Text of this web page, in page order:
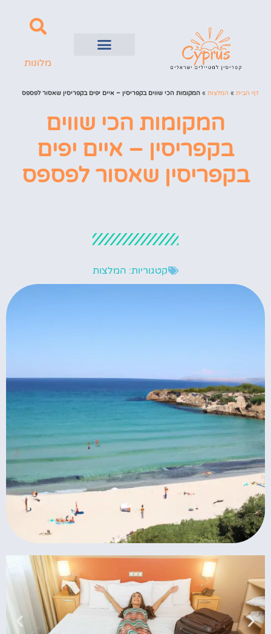
מלונות
דף הבית » המלצות » המקומות הכי שווים בקפריסין – איים יפים בקפריסין שאסור לפספס
המקומות הכי שווים
בקפריסין – איים יפים
בקפריסין שאסור לפספס
קטגוריות: המלצות